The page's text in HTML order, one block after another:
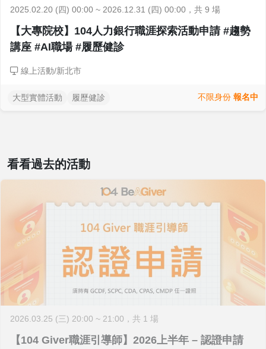
2025.02.20 (四) 00:00 ~ 2026.12.31 (四) 00:00 ，共 9 場
【大專院校】104人力銀行職涯探索活動申請 #趨勢
講座 #AI職場 #履歷健診
線上活動/新北市
大型實體活動 履歷健診 不限身份 報名中
看看過去的活動
2026.03.25 (三) 20:00 ~ 21:00 ，共 1 場
【104 Giver職涯引導師】2026上半年 – 認證申請